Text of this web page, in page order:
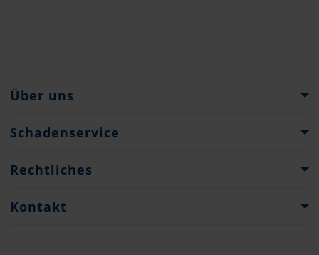
Über uns
Pantaenius Gruppe
Schadenservice
Verhalten im Schadenfall
Rechtliches
Impressum & Rechtliche Hinweise
Kontakt